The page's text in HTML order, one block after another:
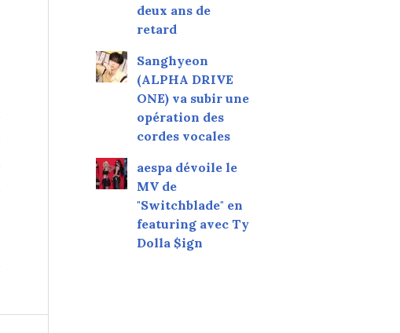
deux ans de
retard
Sanghyeon
(ALPHA DRIVE
ONE) va subir une
opération des
cordes vocales
aespa dévoile le
MV de
"Switchblade" en
featuring avec Ty
Dolla $ign